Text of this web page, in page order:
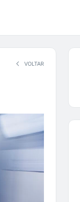
VOLTAR